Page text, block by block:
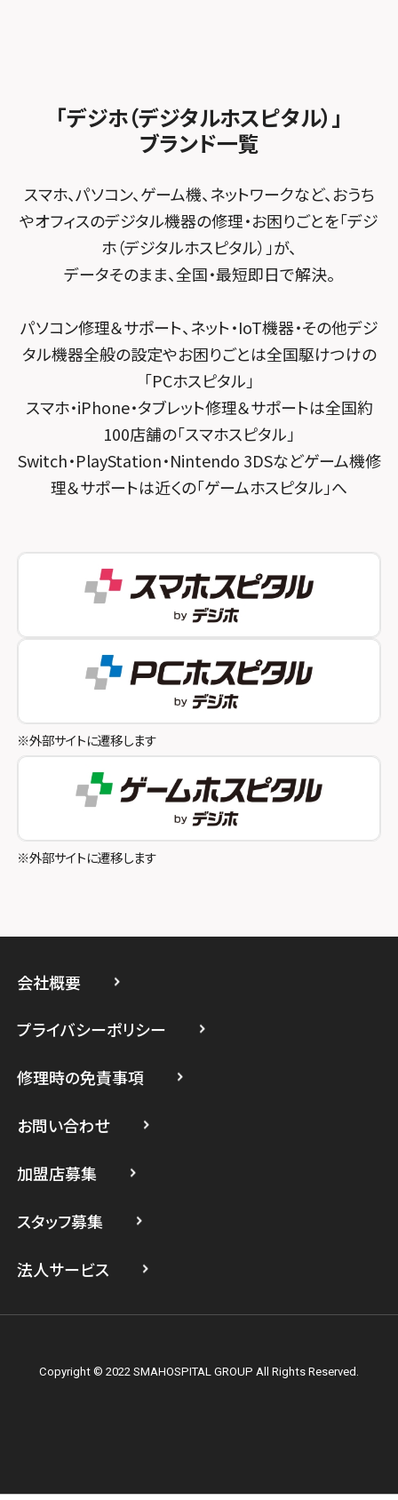
スマホスピタル テルル松戸五香
スマホスピタル テルル宮野木
スマホスピタル千葉
スマホスピタル 大森
スマホスピタル練馬
スマホスピタル 神田
スマホスピタル三軒茶屋
スマホスピタル秋葉原
スマホスピタル 自由が丘
スマホスピタルオリナス錦糸町
スマホスピタル テルル成増
スマホスピタル池袋
スマホスピタル八王子
スマホスピタル町田
スマホスピタル吉祥寺
スマホスピタル立川
スマホスピタル たまプラーザ駅前
スマホスピタル 登戸・向ヶ丘遊園
スマホスピタル 武蔵小杉
スマホスピタル テルル上大岡
スマホスピタル平和が丘
スマホスピタル春日井勝川
スマホスピタル住道オペラパーク
スマホスピタル東大阪ロンモール布施
スマホスピタル堺
スマホスピタル 堺出張所
スマホスピタル京都河原町
スマホスピタル宇治槙島
スマホスピタル烏丸
スマホスピタル 京都宇治
スマホスピタル 福知山
スマホスピタル神戸三宮
スマホスピタル by デジホ 姫路キャスパ
スマホスピタル伊丹
スマホスピタル奈良生駒
スマホスピタル和歌山
MacBook修理メニュー
FCNTスマートフォン修理
「デジホ（デジタルホスピタル）」
ブランド一覧
スマホ、パソコン、ゲーム機、ネットワークなど、おうち
やオフィスのデジタル機器の修理・お困りごとを「デジ
ホ（デジタルホスピタル）」が、
データそのまま、全国・最短即日で解決。
パソコン修理＆サポート、ネット・IoT機器・その他デジ
タル機器全般の設定やお困りごとは全国駆けつけの
「PCホスピタル」
スマホ・iPhone・タブレット修理＆サポートは全国約
100店舗の「スマホスピタル」
Switch・PlayStation・Nintendo 3DSなどゲーム機修
理＆サポートは近くの「ゲームホスピタル」へ
※外部サイトに遷移します
※外部サイトに遷移します
会社概要
プライバシーポリシー
修理時の免責事項
お問い合わせ
加盟店募集
スタッフ募集
法人サービス
Copyright © 2022 SMAHOSPITAL GROUP All Rights Reserved.